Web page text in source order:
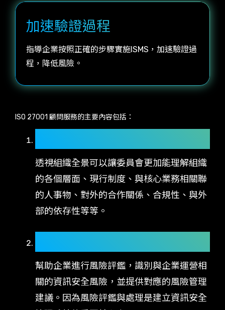
加速驗證過程
指導企業按照正確的步驟實施ISMS，加速驗證過
程，降低風險。
ISO 27001 顧問服務的主要內容包括：
透視組織全景可以讓委員會更加能理解組織
的各個層面、現行制度、與核心業務相關聯
的人事物、對外的合作關係、合規性、與外
部的依存性等等。
幫助企業進行風險評鑑，識別與企業運營相
關的資訊安全風險，並提供對應的風險管理
建議。因為風險評鑑與處理是建立資訊安全